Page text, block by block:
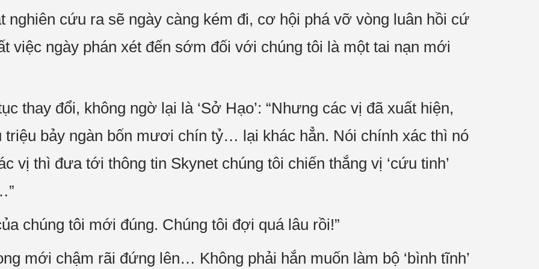
nghiên cứu ra sẽ ngày càng kém đi, cơ hội phá vỡ vòng luân hồi cứ
việc ngày phán xét đến sớm đối với chúng tôi là một tai nạn mới
thay đổi, không ngờ lại là ‘Sở Hạo’: “Nhưng các vị đã xuất hiện,
bảy ngàn bốn mươi chín tỷ… lại khác hẳn. Nói chính xác thì nó
vị thì đưa tới thông tin Skynet chúng tôi chiến thắng vị ‘cứu tinh’
chúng tôi mới đúng. Chúng tôi đợi quá lâu rồi!”
mới chậm rãi đứng lên… Không phải hắn muốn làm bộ ‘bình tĩnh’